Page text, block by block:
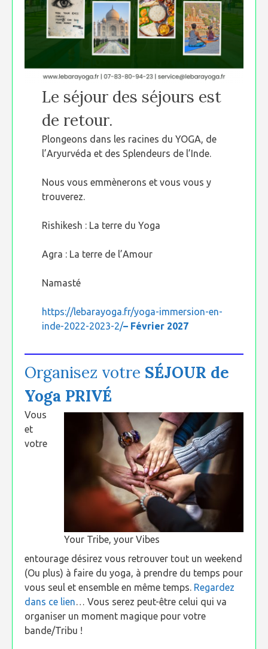
Le séjour des séjours est
de retour.
Plongeons dans les racines du YOGA, de
l’Aryurvéda et des Splendeurs de l’Inde.
Nous vous emmènerons et vous vous y
trouverez.
Rishikesh : La terre du Yoga
Agra : La terre de l’Amour
Namasté
https://lebarayoga.fr/yoga-immersion-en-
inde-2022-2023-2/– Février 2027
Organisez votre SÉJOUR de
Yoga PRIVÉ
Your Tribe, your Vibes
Vous
et
votre
entourage désirez vous retrouver tout un weekend
(Ou plus) à faire du yoga, à prendre du temps pour
vous seul et ensemble en même temps. Regardez
dans ce lien… Vous serez peut-être celui qui va
organiser un moment magique pour votre
bande/Tribu !